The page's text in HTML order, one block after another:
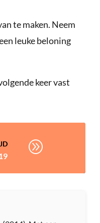
te maken. Neem
leuke beloning
keer vast
A